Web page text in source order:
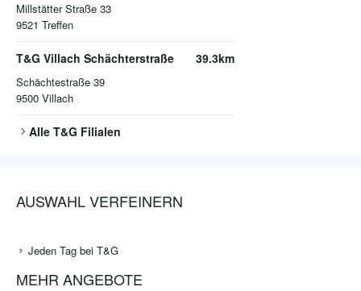
Millstätter Straße 33
9521 Treffen
T&G Villach Schächterstraße
Schächtestraße 39
9500 Villach
39.3km
Alle T&G Filialen
AUSWAHL VERFEINERN
Jeden Tag bei T&G
MEHR ANGEBOTE